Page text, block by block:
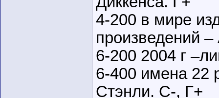
4-200 в мире
произведений –
6-200 2004 г
6-400 имена 22
Стэнли. С-, Г+